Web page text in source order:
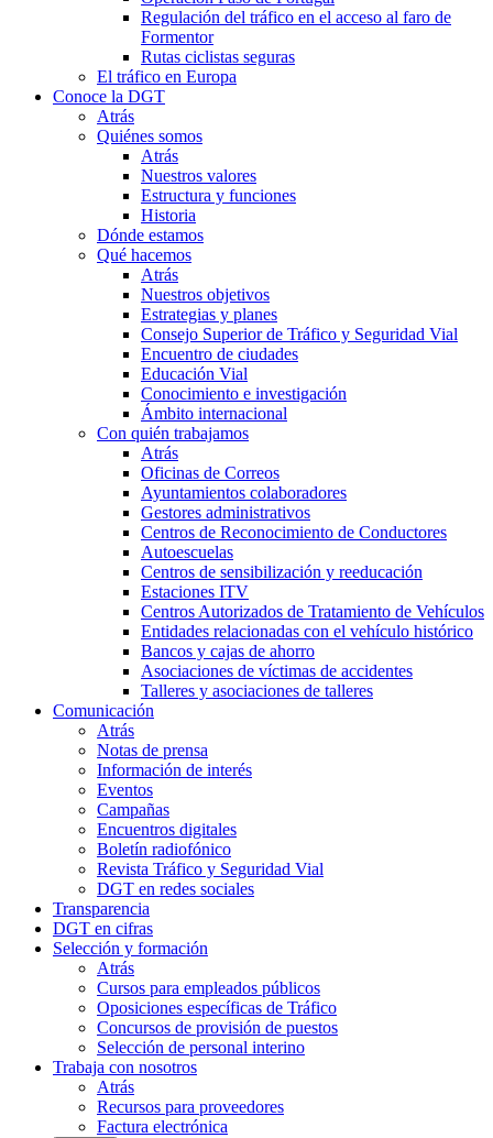
Regulación del tráfico en el acceso al faro de
Formentor
Rutas ciclistas seguras
El tráfico en Europa
Conoce la DGT
Atrás
Quiénes somos
Atrás
Nuestros valores
Estructura y funciones
Historia
Dónde estamos
Qué hacemos
Atrás
Nuestros objetivos
Estrategias y planes
Consejo Superior de Tráfico y Seguridad Vial
Encuentro de ciudades
Educación Vial
Conocimiento e investigación
Ámbito internacional
Con quién trabajamos
Atrás
Oficinas de Correos
Ayuntamientos colaboradores
Gestores administrativos
Centros de Reconocimiento de Conductores
Autoescuelas
Centros de sensibilización y reeducación
Estaciones ITV
Centros Autorizados de Tratamiento de Vehículos
Entidades relacionadas con el vehículo histórico
Bancos y cajas de ahorro
Asociaciones de víctimas de accidentes
Talleres y asociaciones de talleres
Comunicación
Atrás
Notas de prensa
Información de interés
Eventos
Campañas
Encuentros digitales
Boletín radiofónico
Revista Tráfico y Seguridad Vial
DGT en redes sociales
Transparencia
DGT en cifras
Selección y formación
Atrás
Cursos para empleados públicos
Oposiciones específicas de Tráfico
Concursos de provisión de puestos
Selección de personal interino
Trabaja con nosotros
Atrás
Recursos para proveedores
Factura electrónica